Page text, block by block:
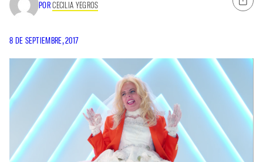
PORCECILIA YEGROS
8 DE SEPTIEMBRE, 2017